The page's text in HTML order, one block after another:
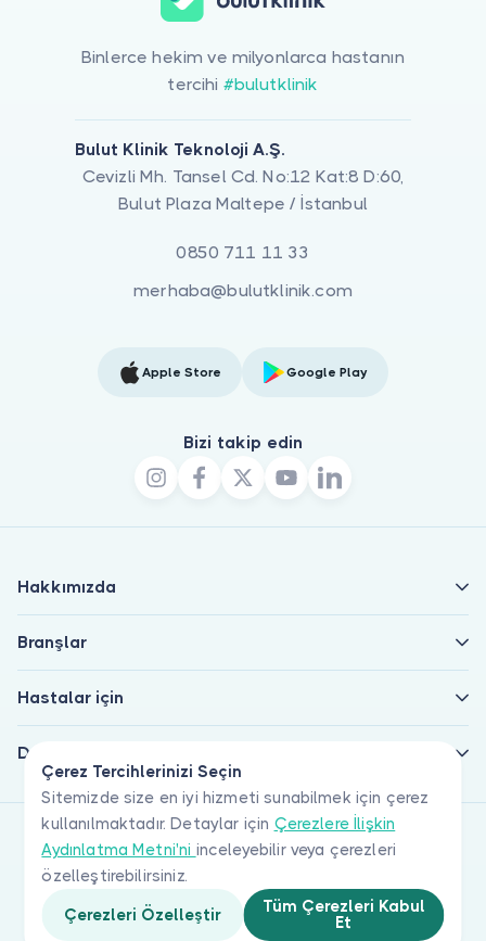
Çerez Tercihlerinizi Seçin
Sitemizde size en iyi hizmeti sunabilmek için çerez
kullanılmaktadır. Detaylar için Çerezlere İlişkin
Aydınlatma Metni'ni inceleyebilir veya çerezleri
özelleştirebilirsiniz.
Çerezleri Özelleştir
Tüm Çerezleri Kabul
Et
Binlerce hekim ve milyonlarca hastanın
tercihi #bulutklinik
Bulut Klinik Teknoloji A.Ş.
Cevizli Mh. Tansel Cd. No:12 Kat:8 D:60,
Bulut Plaza Maltepe / İstanbul
0850 711 11 33
merhaba@bulutklinik.com
Apple Store Google Play
Bizi takip edin
Hakkımızda
Branşlar
Hastalar için
Doktorlar için